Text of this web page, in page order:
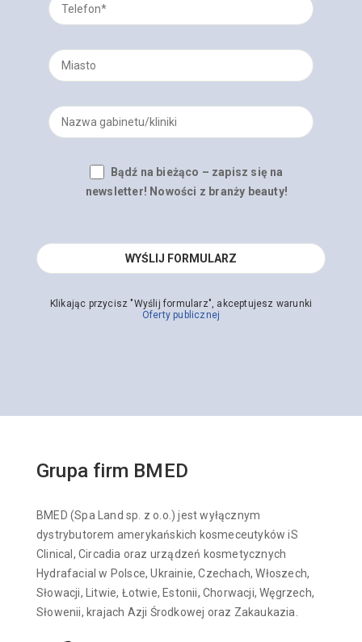
Bądź na bieżąco – zapisz się na
newsletter! Nowości z branży beauty!
Klikając przycisz "Wyślij formularz", akceptujesz warunki
Oferty publicznej
Grupa firm BMED
BMED (Spa Land sp. z o.o.) jest wyłącznym
dystrybutorem amerykańskich kosmeceutyków iS
Clinical, Circadia oraz urządzeń kosmetycznych
Hydrafacial w Polsce, Ukrainie, Czechach, Włoszech,
Słowacji, Litwie, Łotwie, Estonii, Chorwacji, Węgrzech,
Słowenii, krajach Azji Środkowej oraz Zakaukazia.